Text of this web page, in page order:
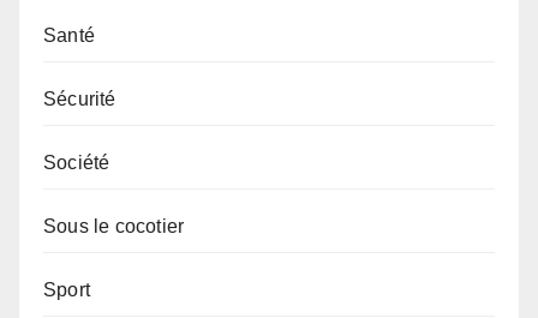
Santé
Sécurité
Société
Sous le cocotier
Sport